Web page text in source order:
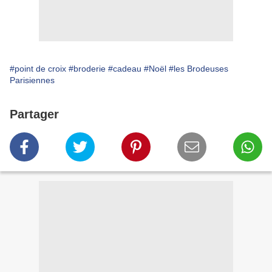
#point de croix #broderie #cadeau #Noël #les Brodeuses
Parisiennes
Partager